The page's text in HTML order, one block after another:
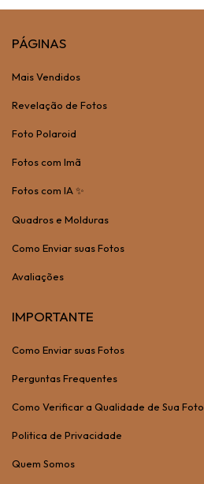
PÁGINAS
Mais Vendidos
Revelação de Fotos
Foto Polaroid
Fotos com Imã
Fotos com IA ✨
Quadros e Molduras
Como Enviar suas Fotos
Avaliações
IMPORTANTE
Como Enviar suas Fotos
Perguntas Frequentes
Como Verificar a Qualidade de Sua Foto
Politica de Privacidade
Quem Somos